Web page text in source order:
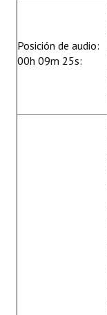
Posición de audio:
00h 09m 25s: